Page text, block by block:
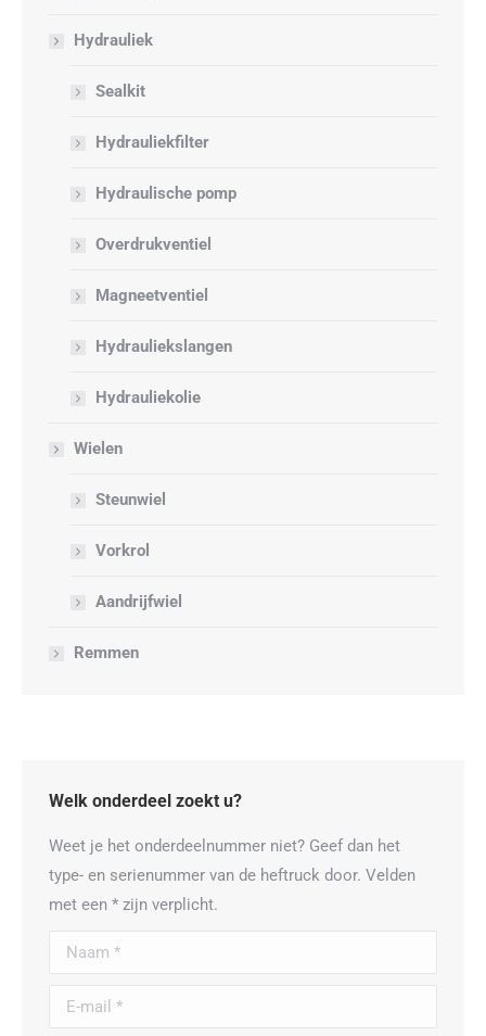
Hydrauliek
Sealkit
Hydrauliekfilter
Hydraulische pomp
Overdrukventiel
Magneetventiel
Hydrauliekslangen
Hydrauliekolie
Wielen
Steunwiel
Vorkrol
Aandrijfwiel
Remmen
Welk onderdeel zoekt u?
Weet je het onderdeelnummer niet? Geef dan het
type- en serienummer van de heftruck door. Velden
met een * zijn verplicht.
Naam *
E-mail *